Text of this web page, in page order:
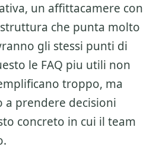
un affittacamere con
che punta molto
gli stessi punti di
le FAQ piu utili non
troppo, ma
a prendere decisioni
concreto in cui il team